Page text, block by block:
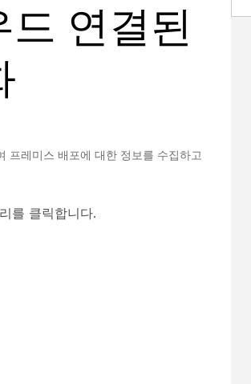
연결된
프레미스 배포에 대한 정보를 수집하고
를 클릭합니다.